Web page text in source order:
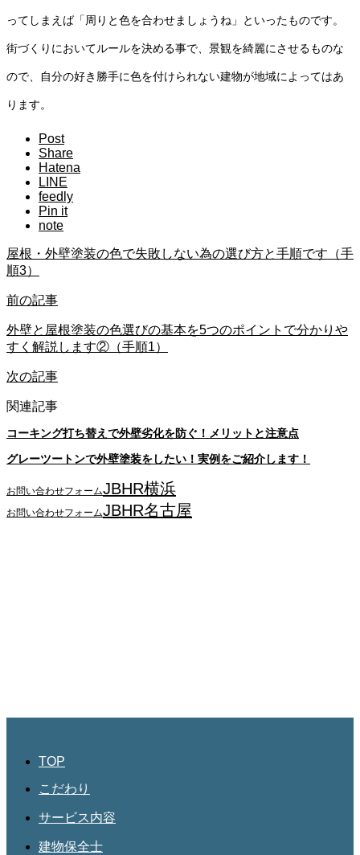
ってしまえば「周りと色を合わせましょうね」といったものです。
街づくりにおいてルールを決める事で、景観を綺麗にさせるものな
ので、自分の好き勝手に色を付けられない建物が地域によってはあ
ります。
Post
Share
Hatena
LINE
feedly
Pin it
note
屋根・外壁塗装の色で失敗しない為の選び方と手順です（手
順3）
前の記事
外壁と屋根塗装の色選びの基本を5つのポイントで分かりや
すく解説します②（手順1）
次の記事
関連記事
コーキング打ち替えで外壁劣化を防ぐ！メリットと注意点
グレーツートンで外壁塗装をしたい！実例をご紹介します！
お問い合わせフォームJBHR横浜
お問い合わせフォームJBHR名古屋
TOP
こだわり
サービス内容
建物保全士